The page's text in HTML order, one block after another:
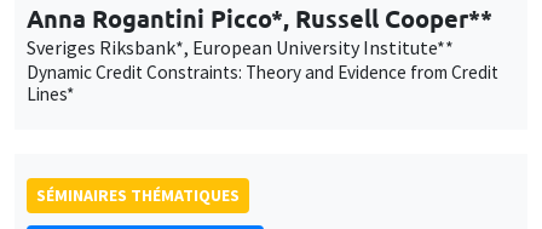
Anna Rogantini Picco*, Russell Cooper**
Sveriges Riksbank*, European University Institute**
Dynamic Credit Constraints: Theory and Evidence from Credit
Lines*
SÉMINAIRES THÉMATIQUES